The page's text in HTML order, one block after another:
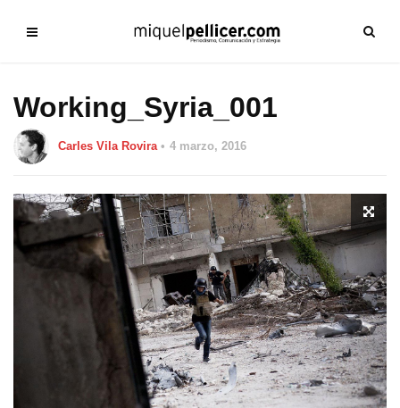
Working_Syria_001
Carles Vila Rovira 4 marzo, 2016